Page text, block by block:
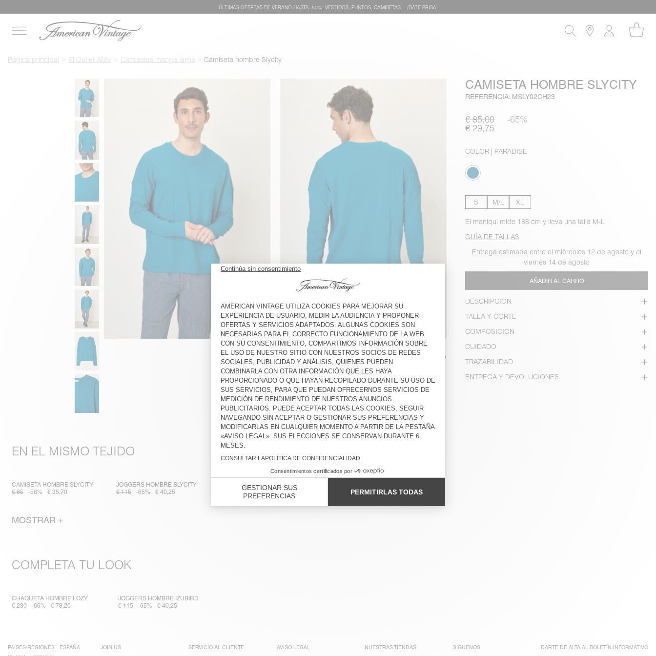
ÚLTIMAS OFERTAS DE VERANO HASTA -50%: VESTIDOS, PUNTOS, CAMISETAS… ¡DATE PRISA!
Página principal El Outlet AMV Camisetas manga larga Camiseta hombre Slycity
CAMISETA HOMBRE SLYCITY
REFERENCIA: MSLY02CH23
€ 85,00 -65%
€ 29,75
COLOR | PARADISE
S M/L XL
El maniquí mide 188 cm y lleva una talla M-L
GUÍA DE TALLAS
Entrega estimada entre el miércoles 12 de agosto y el
viernes 14 de agosto
AÑADIR AL CARRO
DESCRIPCIÓN
TALLA Y CORTE
COMPOSICIÓN
CUIDADO
TRAZABILIDAD
ENTREGA Y DEVOLUCIONES
EN EL MISMO TEJIDO
CAMISETA HOMBRE SLYCITY
€ 85
-58% € 35,70
JOGGERS HOMBRE SLYCITY
€ 115
-65% € 40,25
JOGGERS HOMBRE SLYCITY
-64% € 30,60
MOSTRAR +
COMPLETA TU LOOK
CHAQUETA HOMBRE LOZY
€ 230
-66% € 78,20
JOGGERS HOMBRE IZUBIRD
€ 115
-65% € 40,25
PAÍSES/REGIONES : ESPAÑA
JOIN US SERVICIO AL CLIENTE AVISO LEGAL NUESTRAS TIENDAS SIGUENOS DARTE DE ALTA AL BOLETÍN INFORMATIVO